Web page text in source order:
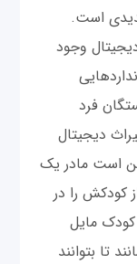
است.
وجود
فرد
دیجیتال
است مادر یک
کودکش را در
کودک مایل
تا بتوانند